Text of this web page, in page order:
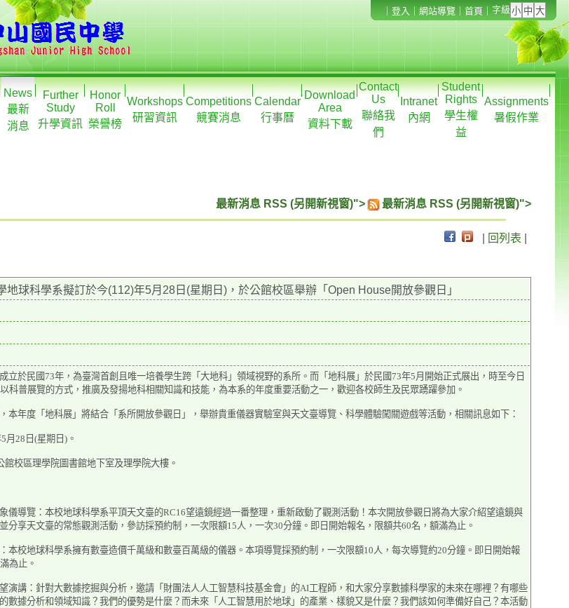
登入 網站導覽 首頁 字級
News
最新
消息
Further
Study
升學資訊
Honor
Roll
榮譽榜
Workshops
研習資訊
Competitions
競賽消息
Calendar
行事曆
Download
Area
資料下載
Contact
Us
聯絡我
們
Intranet
內網
Student
Rights
學生權
益
Assignments
暑假作業
最新消息 RSS (另開新視窗)"> 最新消息 RSS (另開新視窗)">
回列表
地球科學系擬訂於今(112)年5月28日(星期日)，於公館校區舉辦「Open House開放參觀日」
立於民國73年，為臺灣首創且唯一培養學生跨「大地科」領域視野的系所。而「地科展」於民國73年5月開始正式展出，時至今日
科普展覽的方式，推廣及發揚地科相關知識和技能，為本系的年度重要活動之一，歡迎各校師生及民眾踴躍參加。
本年度「地科展」將結合「系所開放參觀日」，舉辦貴重儀器實驗室與天文臺導覽、科學體驗闖關遊戲等活動，相關訊息如下：
月28日(星期日)。
館校區理學院圖書館地下室及理學院大樓。
儀導覽：本校地球科學系平頂天文臺的RC16望遠鏡經過一番整理，重新啟動了觀測活動！本次開放參觀日將為大家介紹望遠鏡與
分享天文臺的常態觀測活動，參訪採預約制，一次限額15人，一次30分鐘。即日開始報名，限額共60名，額滿為止。
本校地球科學系擁有數臺造價千萬級和數臺百萬級的儀器。本項導覽採預約制，一次限額10人，每次導覽約20分鐘。即日開始報
為止。
演講：針對大數據挖掘與分析，邀請「財團法人人工智慧科技基金會」的AI工程師，和大家分享數據科學家的未來在哪裡？有哪些
數據分析和領域知識？我們的優勢是什麼？而未來「人工智慧用於地球」的產業、樣貌又是什麼？我們該如何準備好自己？本活動